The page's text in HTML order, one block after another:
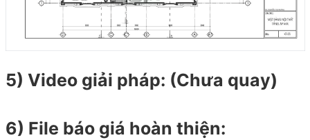
5) Video giải pháp: (Chưa quay)
6) File báo giá hoàn thiện: